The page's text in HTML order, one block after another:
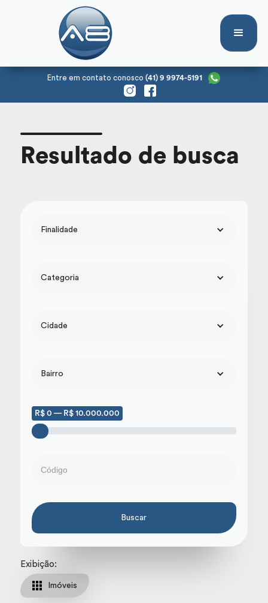
Entre em contato conosco (41) 9 9974-5191
Resultado de busca
Finalidade
Categoria
Cidade
Bairro
R$ 0 — R$ 10.000.000
Exibição:
Imóveis